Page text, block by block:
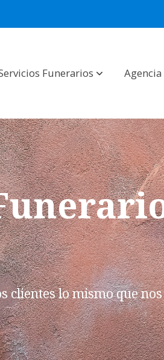
Funerarios
clientes lo mismo que